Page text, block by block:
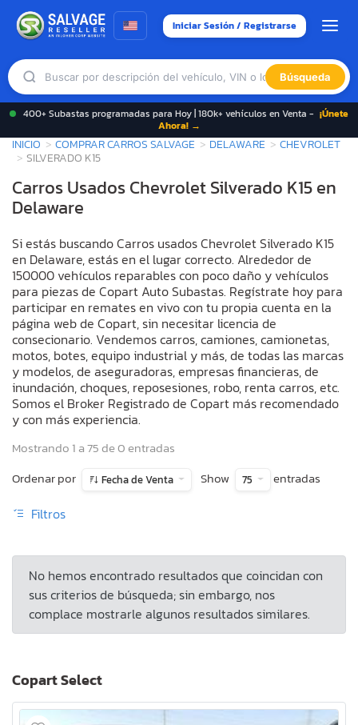
Iniciar Sesión / Registrarse
Búsqueda
400+ Subastas programadas para Hoy | 180k+ vehículos en Venta - ¡Únete
Ahora! →
INICIO COMPRAR CARROS SALVAGE DELAWARE
CHEVROLET
SILVERADO K15
Carros Usados Chevrolet Silverado K15 en
Delaware
Si estás buscando Carros usados Chevrolet Silverado K15
en Delaware, estás en el lugar correcto. Alrededor de
150000 vehículos reparables con poco daño y vehículos
para piezas de Copart Auto Subastas. Regístrate hoy para
participar en remates en vivo con tu propia cuenta en la
página web de Copart, sin necesitar licencia de
consecionario. Vendemos carros, camiones, camionetas,
motos, botes, equipo industrial y más, de todas las marcas
y modelos, de aseguradoras, empresas financieras, de
inundación, choques, reposesiones, robo, renta carros, etc.
Somos el Broker Registrado de Copart más recomendado
y con más experiencia.
Mostrando 1 a 75 de 0 entradas
Ordenar por
Fecha de Venta Show 75 entradas
Filtros
No hemos encontrado resultados que coincidan con
sus criterios de búsqueda; sin embargo, nos
complace mostrarle algunos resultados similares.
Copart Select